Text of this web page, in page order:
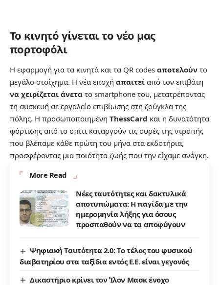
Το κινητό γίνεται το νέο μας
πορτοφόλι
Η εφαρμογή για τα κινητά και τα QR codes αποτελούν το
μεγάλο στοίχημα. Η νέα εποχή απαιτεί από τον επιβάτη
να χειρίζεται άνετα το smartphone του, μετατρέποντας
τη συσκευή σε εργαλείο επιβίωσης στη ζούγκλα της
πόλης. Η προσωποποιημένη ThessCard και η δυνατότητα
φόρτισης από το σπίτι καταργούν τις ουρές της ντροπής
που βλέπαμε κάθε πρώτη του μήνα στα εκδοτήρια,
προσφέροντας μια ποιότητα ζωής που την είχαμε ανάγκη.
More Read
Νέες ταυτότητες και δακτυλικά
αποτυπώματα: Η παγίδα με την
ημερομηνία λήξης για όσους
προσπαθούν να τα αποφύγουν
Ψηφιακή Ταυτότητα 2.0: Το τέλος του φυσικού
διαβατηρίου στα ταξίδια εντός Ε.Ε. είναι γεγονός
Δικαστήριο κρίνει τον Ίλον Μασκ ένοχο